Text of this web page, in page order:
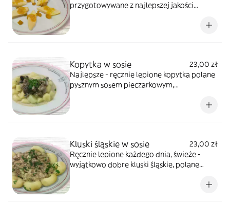
przygotowywane z najlepszej jakości
Kopytka w sosie
23,00 zł
Najlepsze - ręcznie lepione kopytka polane
pysznym sosem pieczarkowym,
Kluski śląskie w sosie
23,00 zł
Ręcznie lepione każdego dnia, świeże -
wyjątkowo dobre kluski śląskie, polane